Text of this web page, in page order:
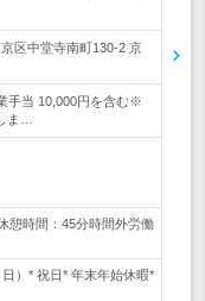
区中堂寺南町130-2 京
手当 10,000円を含む※
ま…
憩時間：45分時間外労働
）* 祝日* 年末年始休暇*